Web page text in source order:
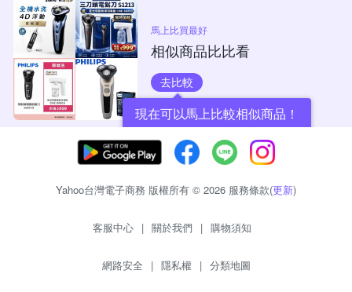
馬上比買最好
相似商品比比看
去比較
現在可以馬上比較相似商品！
Yahoo台灣電子商務 版權所有 © 2026 服務條款(更新)
客服中心 | 關於我們 | 購物須知
網路安全 | 隱私權 | 分類地圖